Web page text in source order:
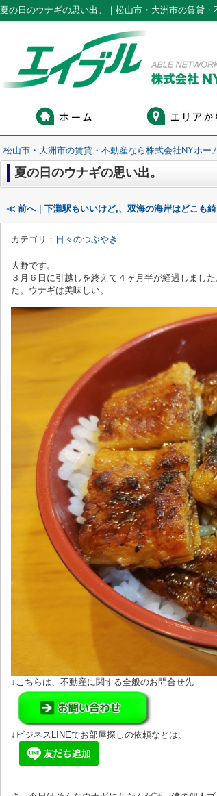
夏の日のウナギの思い出。｜松山市・大洲市の賃貸
松山市・大洲市の賃貸・不動産なら株式会社NYホー
夏の日のウナギの思い出。
≪ 前へ｜下灘駅もいいけど,、双海の海岸はどこも
カテゴリ： 日々のつぶやき
大野です。
３月６日に引越しを終えて４ヶ月半が経過しまし
た。ウナギは美味しい。
↓こちらは、不動産に関する全般のお問合せ先
↓ビジネスLINEでお部屋探しの依頼などは、